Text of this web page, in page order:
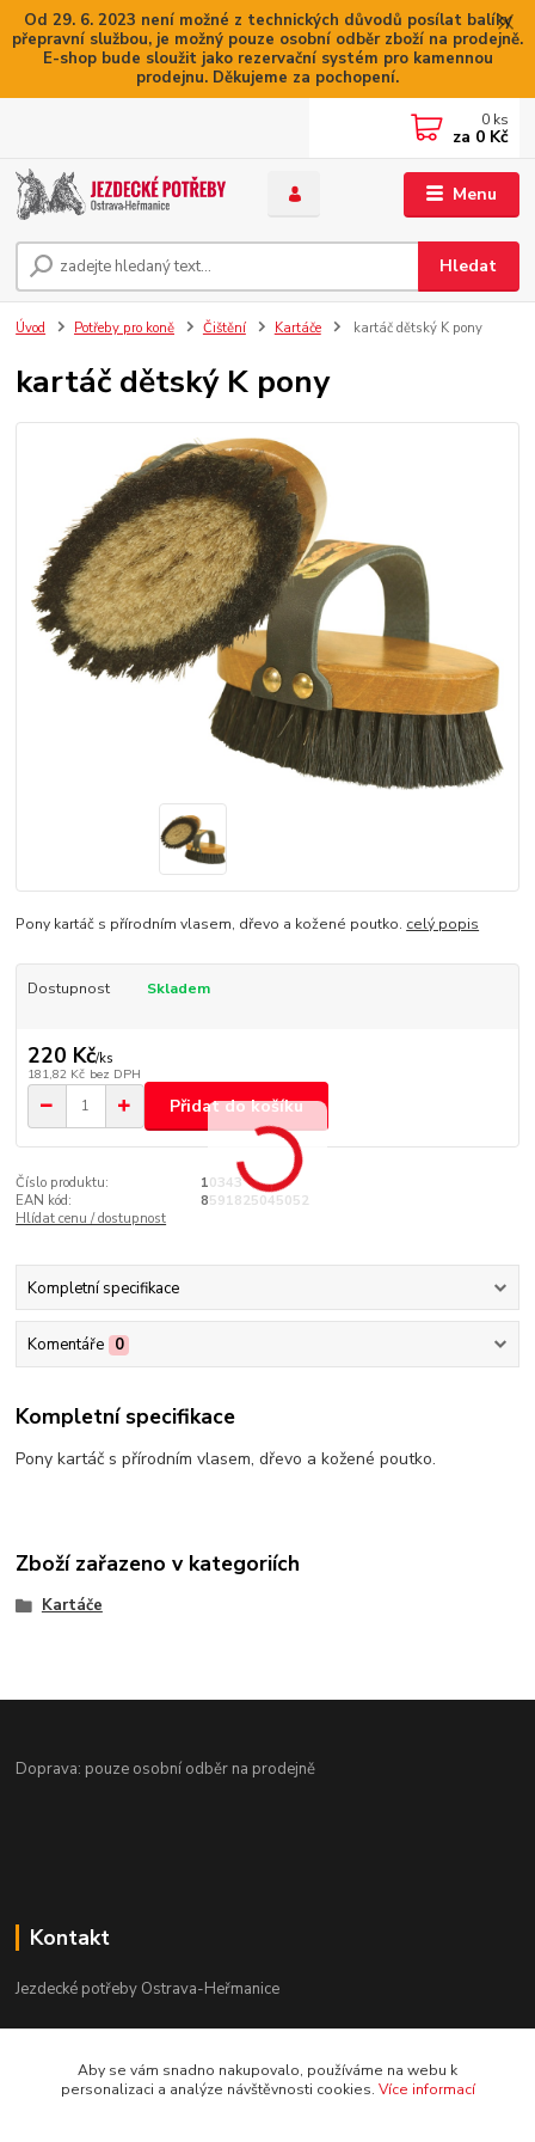
Od 29. 6. 2023 není možné z technických důvodů posílat balíky
přepravní službou, je možný pouze osobní odběr zboží na prodejně.
E-shop bude sloužit jako rezervační systém pro kamennou
prodejnu. Děkujeme za pochopení.
Menu
Hledat
0 ks
za 0 Kč
Úvod Potřeby pro koně Čištění Kartáče kartáč dětský K pony
kartáč dětský K pony
Pony kartáč s přírodním vlasem, dřevo a kožené poutko. celý popis
Dostupnost Skladem
220 Kč/ks
181,82 Kč bez DPH
Přidat do košíku
Číslo produktu:
10343
EAN kód:
8591825045052
Hlídat cenu / dostupnost
Kompletní specifikace
Komentáře 0
Kompletní specifikace
Pony kartáč s přírodním vlasem, dřevo a kožené poutko.
Zboží zařazeno v kategoriích
Kartáče
Doprava: pouze osobní odběr na prodejně
Kontakt
Jezdecké potřeby Ostrava-Heřmanice
Po-Pá 9:30 - 17:30
Aby se vám snadno nakupovalo, používáme na webu k
personalizaci a analýze návštěvnosti cookies. Více informací